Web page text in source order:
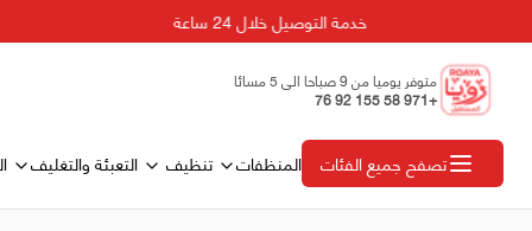
خدمة التوصيل خلال 24 ساعة
متوفر يوميا من 9 صباحا الى 5 مسائا
+971 58 155 92 76
تصفح جميع الفئات المنظفات تنظيف التعبئة والتغليف